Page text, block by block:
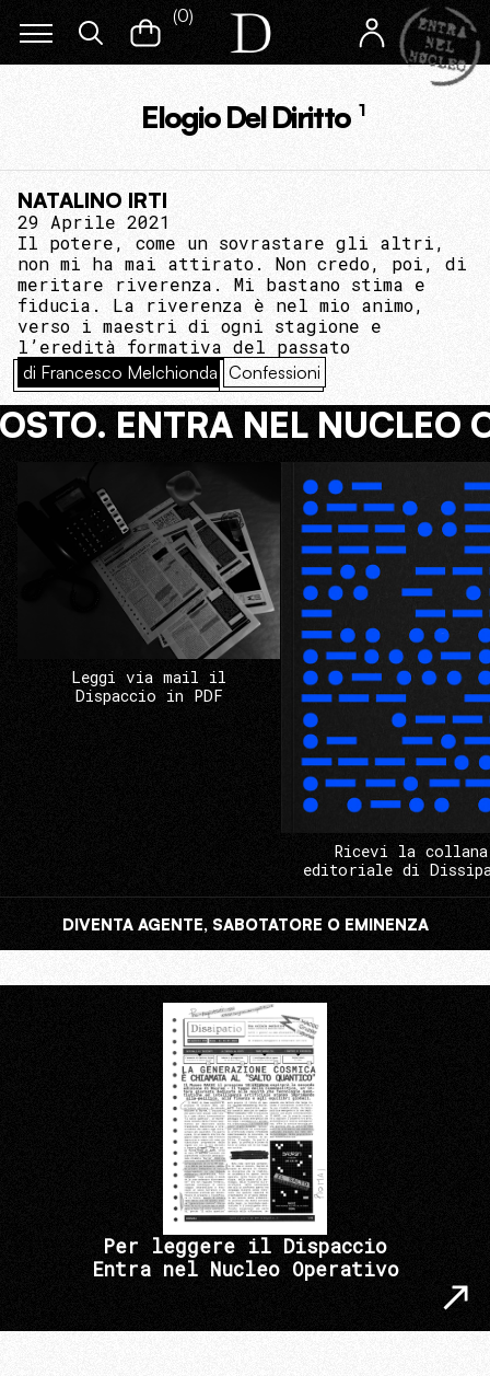
(0)
Elogio Del Diritto 1
NATALINO IRTI
29 Aprile 2021
Il potere, come un sovrastare gli altri,
non mi ha mai attirato. Non credo, poi, di
meritare riverenza. Mi bastano stima e
fiducia. La riverenza è nel mio animo,
verso i maestri di ogni stagione e
l’eredità formativa del passato
di Francesco Melchionda Confessioni
ENTRA NEL NUCLEO
Leggi via mail il
Dispaccio in PDF
Ricevi la collana
editoriale di
DIVENTA AGENTE, SABOTATORE O EMINENZA
Per leggere il Dispaccio
Entra nel Nucleo Operativo